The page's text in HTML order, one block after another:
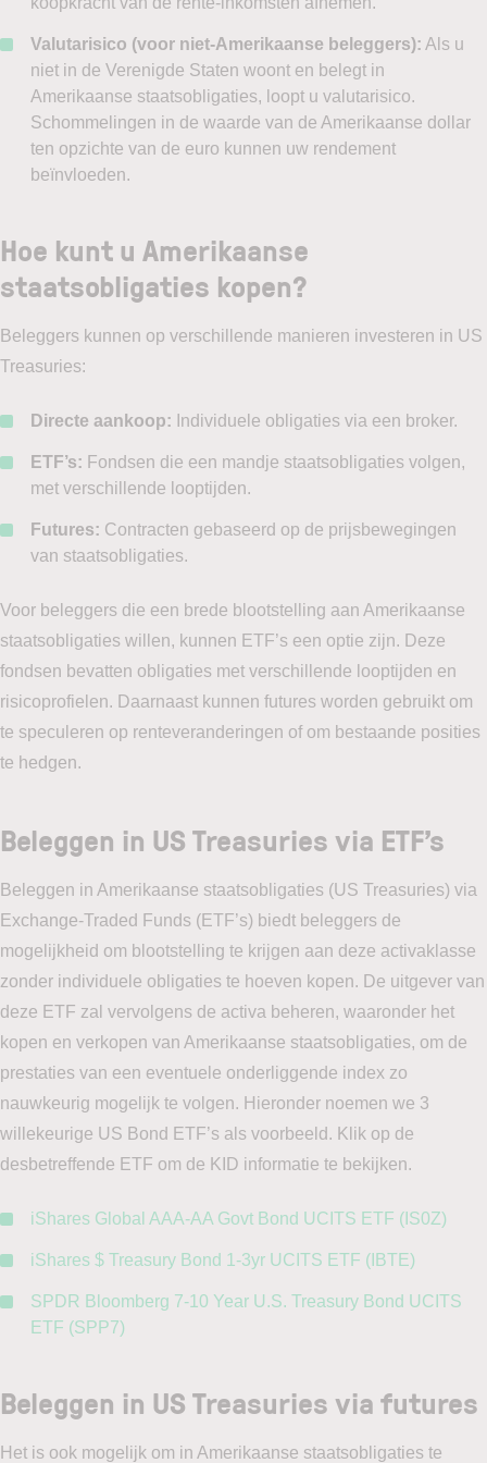
Valutarisico (voor niet-Amerikaanse beleggers): Als u
niet in de Verenigde Staten woont en belegt in
Amerikaanse staatsobligaties, loopt u valutarisico.
Schommelingen in de waarde van de Amerikaanse dollar
ten opzichte van de euro kunnen uw rendement
beïnvloeden.
Hoe kunt u Amerikaanse
staatsobligaties kopen?
Beleggers kunnen op verschillende manieren investeren in US
Treasuries:
Directe aankoop: Individuele obligaties via een broker.
ETF’s: Fondsen die een mandje staatsobligaties volgen,
met verschillende looptijden.
Futures: Contracten gebaseerd op de prijsbewegingen
van staatsobligaties.
Voor beleggers die een brede blootstelling aan Amerikaanse
staatsobligaties willen, kunnen ETF’s een optie zijn. Deze
fondsen bevatten obligaties met verschillende looptijden en
risicoprofielen. Daarnaast kunnen futures worden gebruikt om
te speculeren op renteveranderingen of om bestaande posities
te hedgen.
Beleggen in US Treasuries via ETF’s
Beleggen in Amerikaanse staatsobligaties (US Treasuries) via
Exchange-Traded Funds (ETF’s) biedt beleggers de
mogelijkheid om blootstelling te krijgen aan deze activaklasse
zonder individuele obligaties te hoeven kopen. De uitgever van
deze ETF zal vervolgens de activa beheren, waaronder het
kopen en verkopen van Amerikaanse staatsobligaties, om de
prestaties van een eventuele onderliggende index zo
nauwkeurig mogelijk te volgen. Hieronder noemen we 3
willekeurige US Bond ETF’s als voorbeeld. Klik op de
desbetreffende ETF om de KID informatie te bekijken.
iShares Global AAA-AA Govt Bond UCITS ETF (IS0Z)
iShares $ Treasury Bond 1-3yr UCITS ETF (IBTE)
SPDR Bloomberg 7-10 Year U.S. Treasury Bond UCITS
ETF (SPP7)
Beleggen in US Treasuries via futures
Het is ook mogelijk om in Amerikaanse staatsobligaties te